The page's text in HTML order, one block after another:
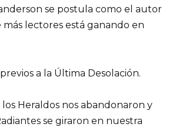
se postula como el autor
lectores está ganando en
a la Última Desolación.
Heraldos nos abandonaron y
se giraron en nuestra